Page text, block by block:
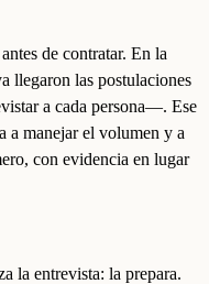
de contratar. En la
llegaron las postulaciones
a cada persona—. Ese
a manejar el volumen y a
con evidencia en lugar
la entrevista: la prepara.